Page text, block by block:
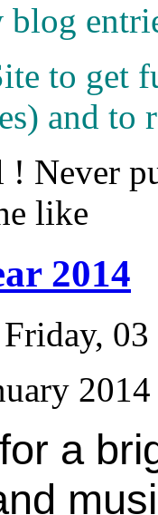
blog
to get
and to
! Never
like
2014
a